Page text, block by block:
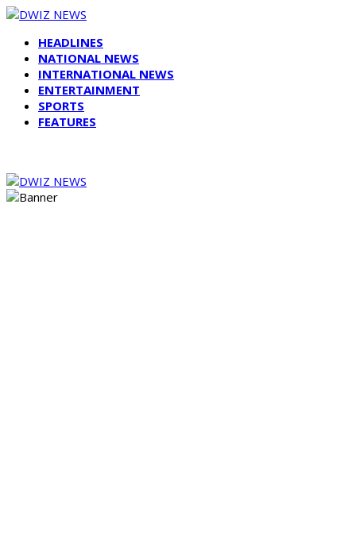
HEADLINES
NATIONAL NEWS
INTERNATIONAL NEWS
ENTERTAINMENT
SPORTS
FEATURES